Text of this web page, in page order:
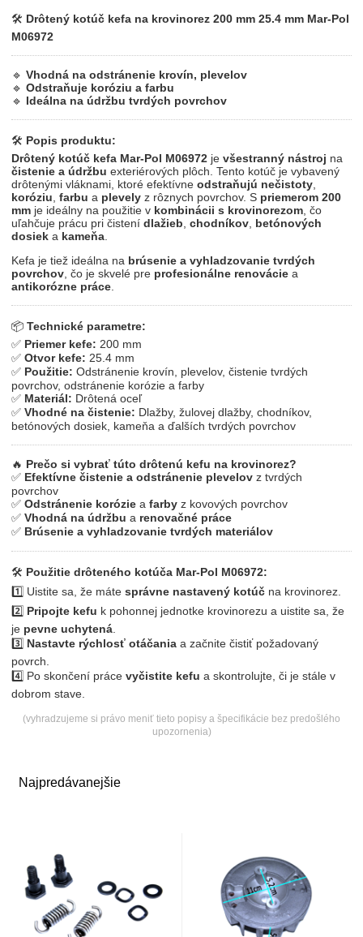
Najpredávanejšie
🛠 Drôtený kotúč kefa na krovinorez 200 mm 25.4 mm Mar-Pol
M06972
🔹 Vhodná na odstránenie krovín, plevelov
🔹 Odstraňuje koróziu a farbu
🔹 Ideálna na údržbu tvrdých povrchov
🛠 Popis produktu:
Drôtený kotúč kefa Mar-Pol M06972 je všestranný nástroj na
čistenie a údržbu exteriérových plôch. Tento kotúč je vybavený
drôtenými vláknami, ktoré efektívne odstraňujú nečistoty
koróziu farbu a plevely z rôznych povrchov. S priemerom 200
mm je ideálny na použitie v kombinácii s krovinorezom , čo
uľahčuje prácu pri čistení dlažieb chodníkov betónových
dosiek a kameňa
Kefa je tiež ideálna na brúsenie a vyhladzovanie tvrdých
povrchov , čo je skvelé pre profesionálne renovácie a
antikorózne práce
📦 Technické parametre:
✅ Priemer kefe: 200 mm
✅ Otvor kefe: 25.4 mm
✅ Použitie: Odstránenie krovín, plevelov, čistenie tvrdých
povrchov, odstránenie korózie a farby
✅ Materiál: Drôtená oceľ
✅ Vhodné na čistenie: Dlažby, žulovej dlažby, chodníkov,
betónových dosiek, kameňa a ďalších tvrdých povrchov
🔥 Prečo si vybrať túto drôtenú kefu na krovinorez?
✅ Efektívne čistenie a odstránenie plevelov z tvrdých
povrchov
✅ Odstránenie korózie a farby z kovových povrchov
✅ Vhodná na údržbu a renovačné práce
✅ Brúsenie a vyhladzovanie tvrdých materiálov
🛠 Použitie drôteného kotúča Mar-Pol M06972:
1️⃣ Uistite sa, že máte správne nastavený kotúč na krovinorez.
2️⃣ Pripojte kefu k pohonnej jednotke krovinorezu a uistite sa, že
je pevne uchytená
3️⃣ Nastavte rýchlosť otáčania a začnite čistiť požadovaný
povrch.
4️⃣ Po skončení práce vyčistite kefu a skontrolujte, či je stále v
dobrom stave.
(vyhradzujeme si právo meniť tieto popisy a špecifikácie bez predošlého
upozornenia)